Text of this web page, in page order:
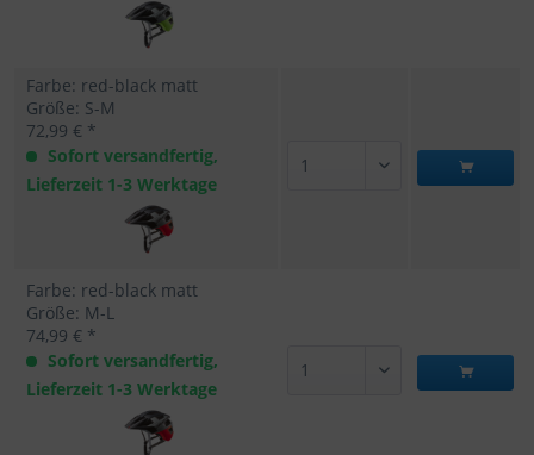
Farbe: red-black matt
Größe: S-M
72,99 € *
Sofort versandfertig,
Lieferzeit 1-3 Werktage
Farbe: red-black matt
Größe: M-L
74,99 € *
Sofort versandfertig,
Lieferzeit 1-3 Werktage